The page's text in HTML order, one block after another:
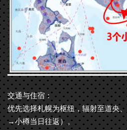
交通与住宿：
优先选择札幌为枢纽，辐射至道央
→小樽当日往返）。